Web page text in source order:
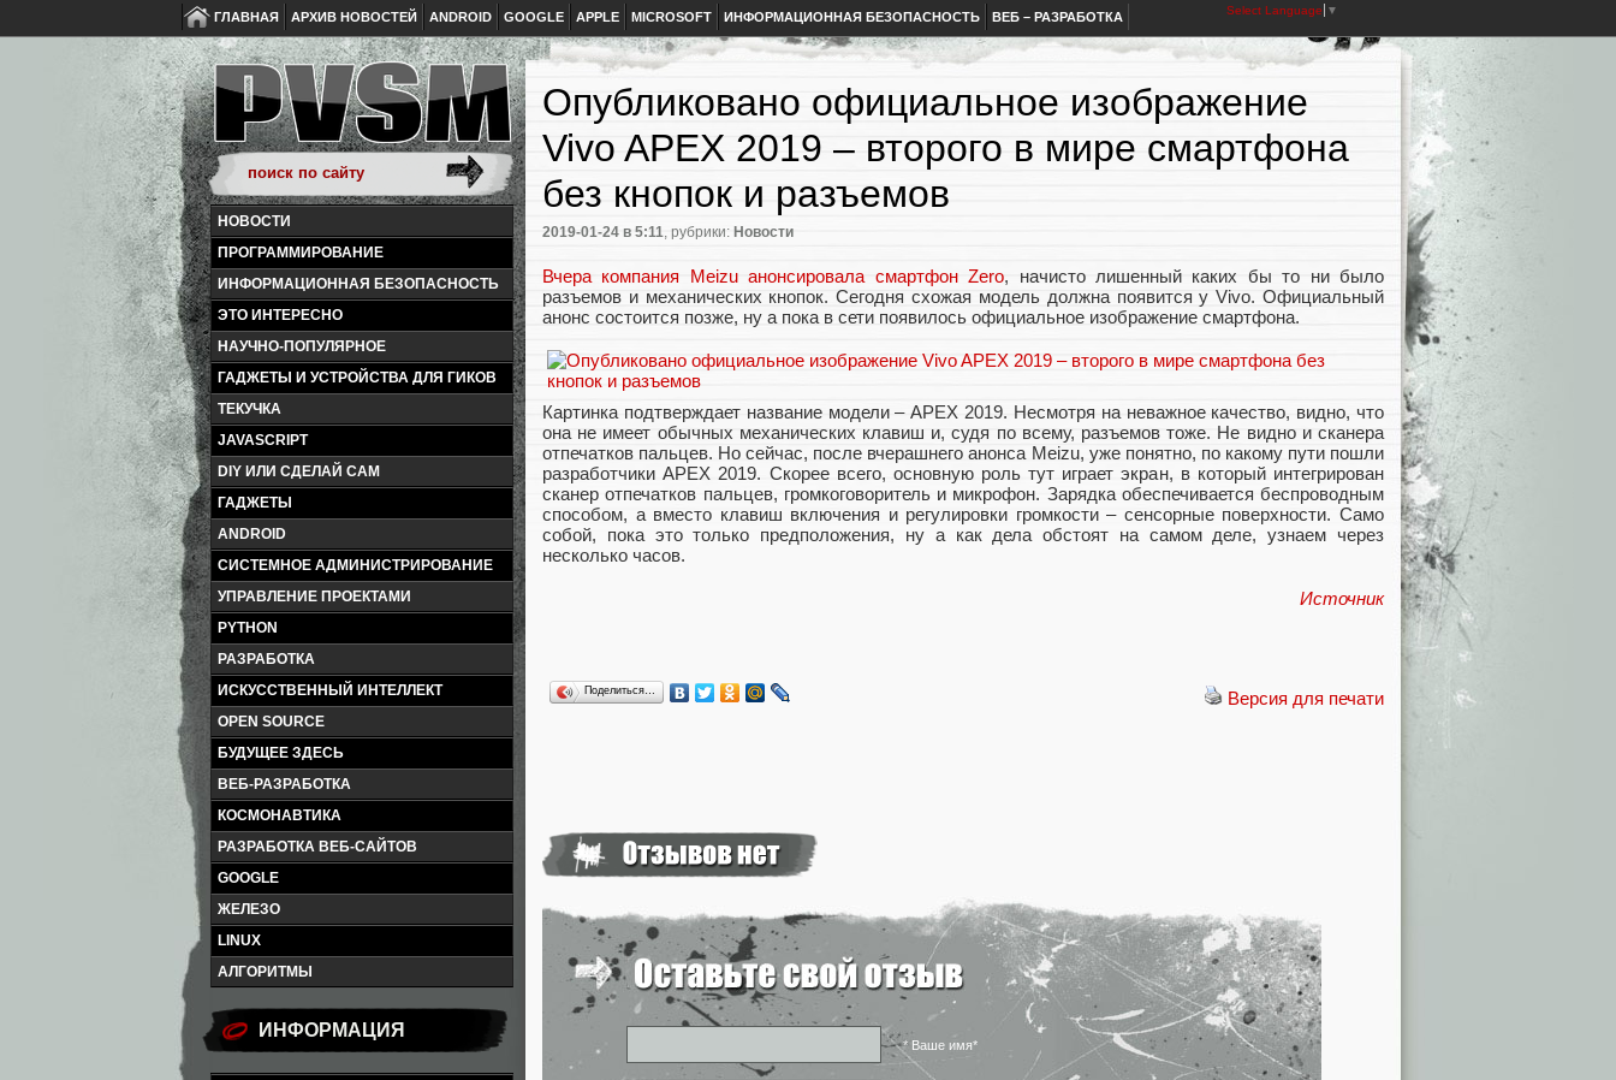
ГЛАВНАЯ АРХИВ НОВОСТЕЙ ANDROID GOOGLE APPLE MICROSOFT ИНФОРМАЦИОННАЯ БЕЗОПАСНОСТЬ ВЕБ – РАЗРАБОТКА Select Language ▼
НОВОСТИ
ПРОГРАММИРОВАНИЕ
ИНФОРМАЦИОННАЯ БЕЗОПАСНОСТЬ
ЭТО ИНТЕРЕСНО
НАУЧНО-ПОПУЛЯРНОЕ
ГАДЖЕТЫ И УСТРОЙСТВА ДЛЯ ГИКОВ
ТЕКУЧКА
JAVASCRIPT
DIY ИЛИ СДЕЛАЙ САМ
ГАДЖЕТЫ
ANDROID
СИСТЕМНОЕ АДМИНИСТРИРОВАНИЕ
УПРАВЛЕНИЕ ПРОЕКТАМИ
PYTHON
РАЗРАБОТКА
ИСКУССТВЕННЫЙ ИНТЕЛЛЕКТ
OPEN SOURCE
БУДУЩЕЕ ЗДЕСЬ
ВЕБ-РАЗРАБОТКА
КОСМОНАВТИКА
РАЗРАБОТКА ВЕБ-САЙТОВ
GOOGLE
ЖЕЛЕЗО
LINUX
АЛГОРИТМЫ
ИНФОРМАЦИЯ
Опубликовано официальное изображение
Vivo APEX 2019 – второго в мире смартфона
без кнопок и разъемов
2019-01-24 в 5:11, рубрики: Новости
Вчера компания Meizu анонсировала смартфон Zero, начисто лишенный каких бы то ни было
разъемов и механических кнопок. Сегодня схожая модель должна появится у Vivo. Официальный
анонс состоится позже, ну а пока в сети появилось официальное изображение смартфона.
Картинка подтверждает название модели – APEX 2019. Несмотря на неважное качество, видно, что
она не имеет обычных механических клавиш и, судя по всему, разъемов тоже. Не видно и сканера
отпечатков пальцев. Но сейчас, после вчерашнего анонса Meizu, уже понятно, по какому пути пошли
разработчики APEX 2019. Скорее всего, основную роль тут играет экран, в который интегрирован
сканер отпечатков пальцев, громкоговоритель и микрофон. Зарядка обеспечивается беспроводным
способом, а вместо клавиш включения и регулировки громкости – сенсорные поверхности. Само
собой, пока это только предположения, ну а как дела обстоят на самом деле, узнаем через
несколько часов.
Источник
Версия для печати
Поделиться…
* Ваше имя*